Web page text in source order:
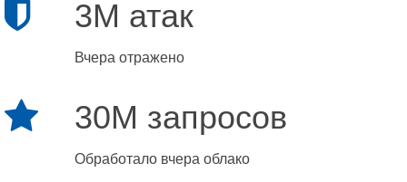
3M атак
Вчера отражено
30M запросов
Обработало вчера облако